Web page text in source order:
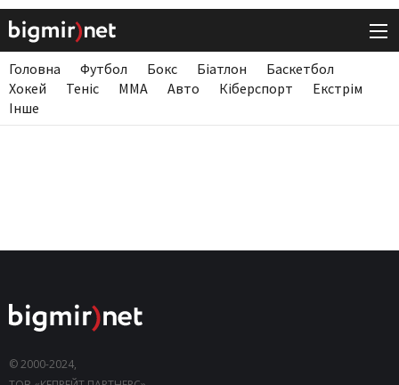
Головна Футбол Бокс Біатлон
Баскетбол
Хокей
Теніс ММА Авто Кіберспорт
Екстрім
Інше
© 2000-2024,